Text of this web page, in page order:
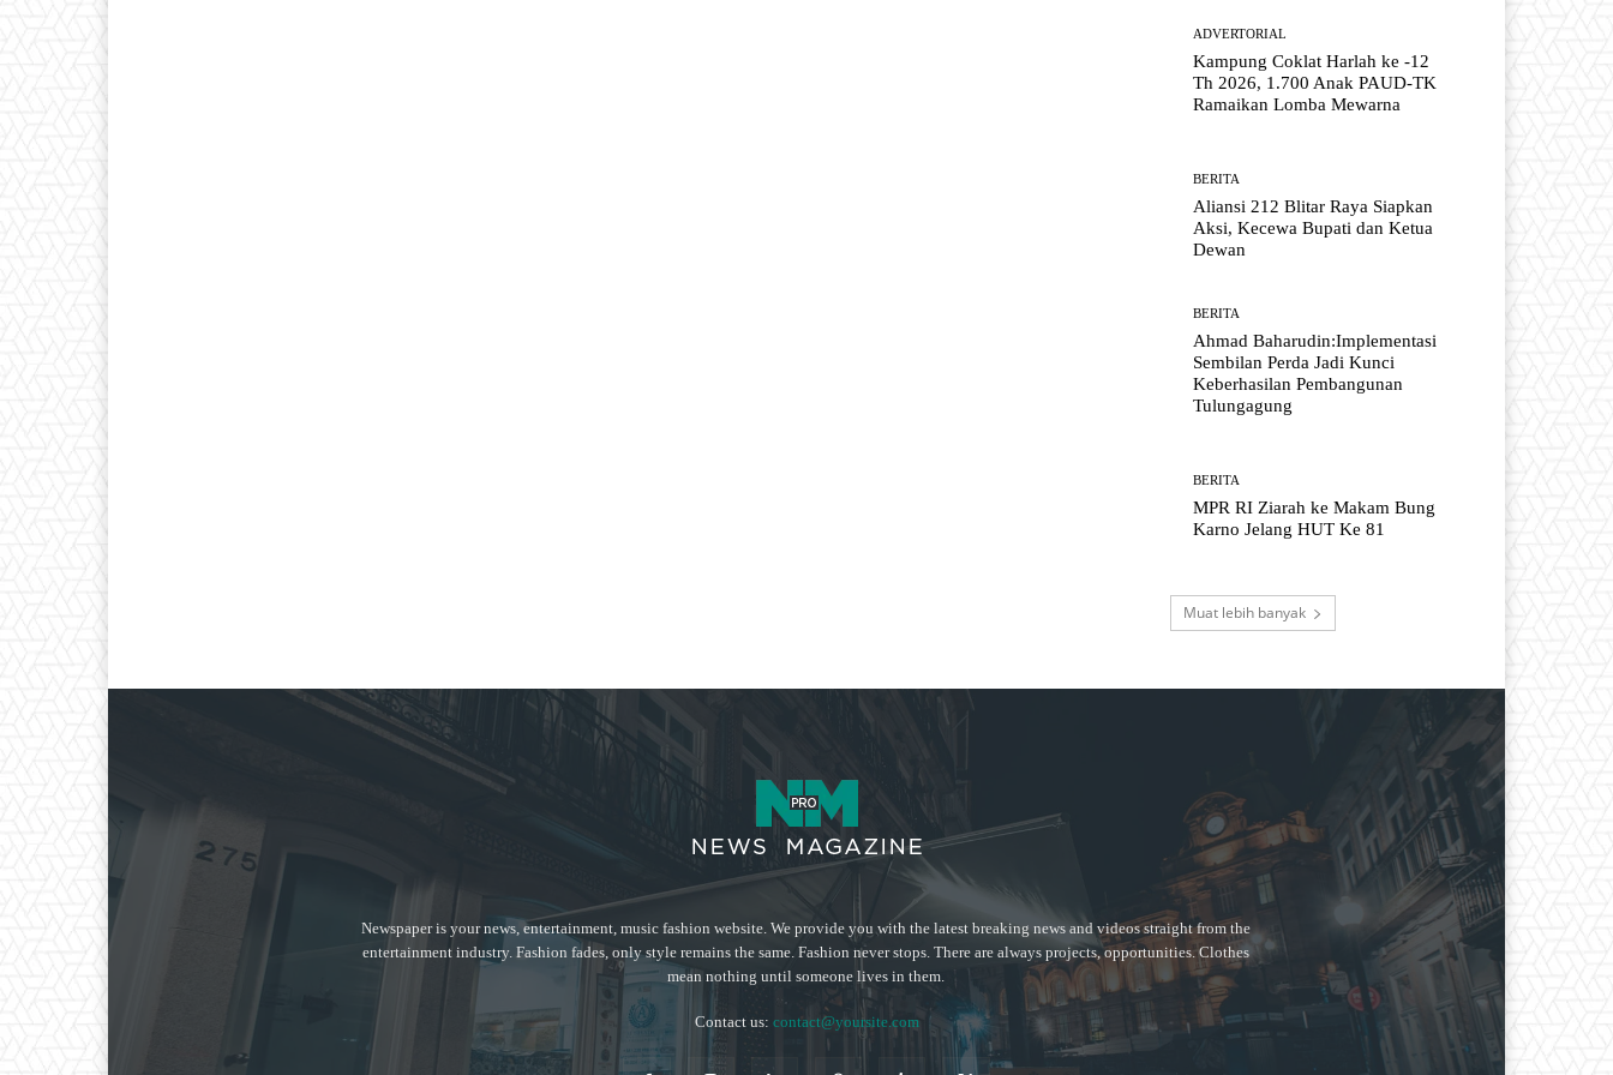
ADVERTORIAL
Kampung Coklat Harlah ke -12
Th 2026, 1.700 Anak PAUD-TK
Ramaikan Lomba Mewarna
BERITA
Aliansi 212 Blitar Raya Siapkan
Aksi, Kecewa Bupati dan Ketua
Dewan
BERITA
Ahmad Baharudin:Implementasi
Sembilan Perda Jadi Kunci
Keberhasilan Pembangunan
Tulungagung
BERITA
MPR RI Ziarah ke Makam Bung
Karno Jelang HUT Ke 81
Muat lebih banyak
Newspaper is your news, entertainment, music fashion website. We provide you with the latest breaking news and videos straight from the
entertainment industry. Fashion fades, only style remains the same. Fashion never stops. There are always projects, opportunities. Clothes
mean nothing until someone lives in them.
Contact us: contact@yoursite.com